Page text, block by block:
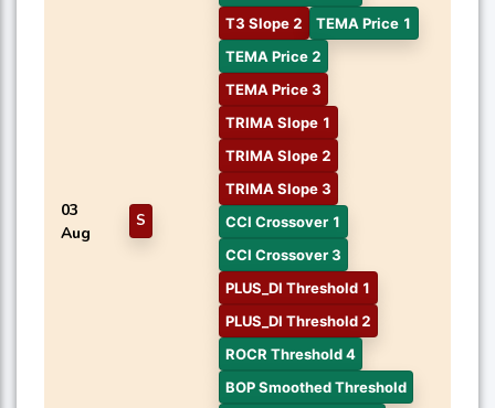
03
Aug
S
T3 Slope 2
TEMA Price 1
TEMA Price 2
TEMA Price 3
TRIMA Slope 1
TRIMA Slope 2
TRIMA Slope 3
CCI Crossover 1
CCI Crossover 3
PLUS_DI Threshold 1
PLUS_DI Threshold 2
ROCR Threshold 4
BOP Smoothed Threshold